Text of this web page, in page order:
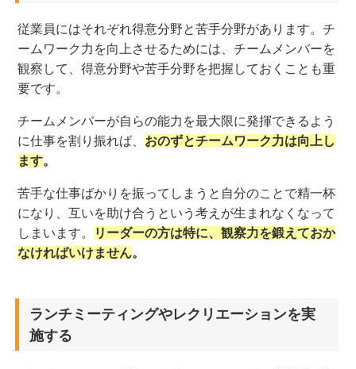
従業員にはそれぞれ得意分野と苦手分野があります。チ
ームワーク力を向上させるためには、チームメンバーを
観察して、得意分野や苦手分野を把握しておくことも重
要です。
チームメンバーが自らの能力を最大限に発揮できるよう
に仕事を割り振れば、 おのずとチームワーク力は向上し
ます。
苦手な仕事ばかりを振ってしまうと自分のことで精一杯
になり、互いを助け合うという考えが生まれなくなって
しまいます。
リーダーの方は特に、観察力を鍛えておか
なければいけません。
ランチミーティングやレクリエーションを実
施する